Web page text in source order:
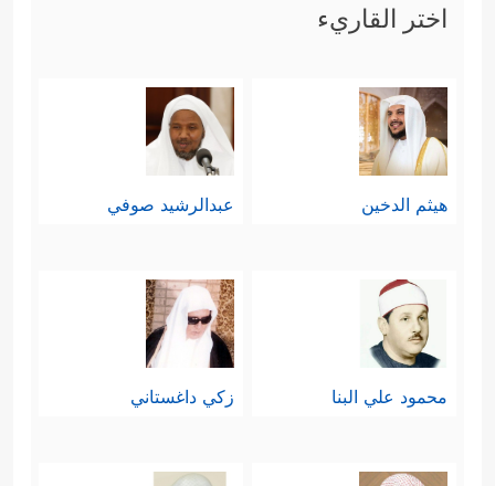
اختر القاريء
هيثم الدخين عبدالرشيد صوفي
محمود علي البنا زكي داغستاني